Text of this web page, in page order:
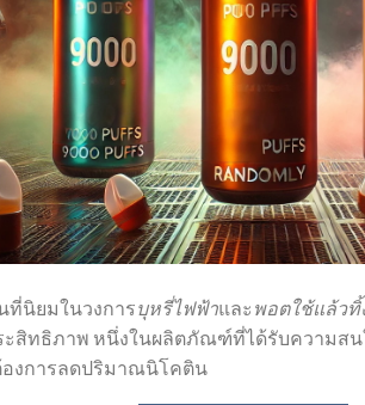
ที่นิยมในวงการบุหรี่ไฟฟ้าและ พอตใช้แล้วทิ้
สิทธิภาพ หนึ่งในผลิตภัณฑ์ที่ได้รับความสน
องการลดปริมาณนิโคติน